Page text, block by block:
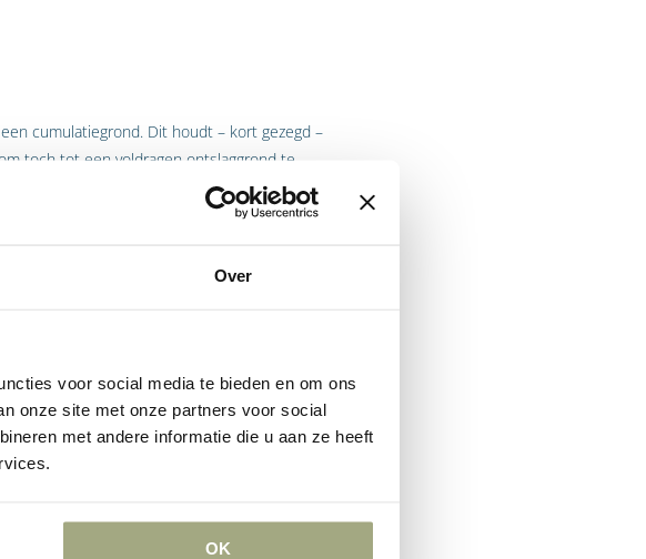
Over
voor social media te bieden en om ons
onze site met onze partners voor social
met andere informatie die u aan ze heeft
OK
cumulatiegrond. Dit houdt – kort gezegd –
toch tot een voldragen ontslaggrond te
ontslaggronden voordoen die op
ontbinding kunnen leiden. Gedacht kan
van de werkgever in redelijkheid niet kan
redenen
gronden kunnen niet gecombineerd